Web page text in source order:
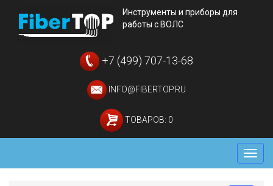
Инструменты и приборы для
работы с ВОЛС
+7 (499) 707-13-68
INFO@FIBERTOP.RU
ТОВАРОВ: 0
Меню